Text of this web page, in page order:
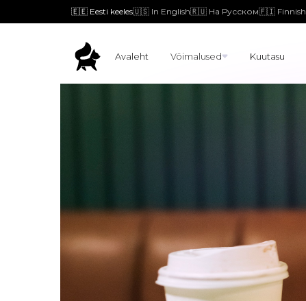
🇪🇪 Eesti keeles🇺🇸 In English🇷🇺 На Русском🇫🇮 Finnish
Avaleht Võimalused Kuutasu